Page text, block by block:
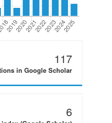
117
in Google Scholar
6